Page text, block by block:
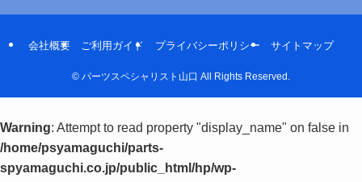
会社概要 ご利用ガイド プライバシーポリシー サイトマップ
© パーツスペシャリスト山口 All Rights Reserved.
Warning: Attempt to read property "display_name" on false in
/home/psyamaguchi/parts-
spyamaguchi.co.jp/public_html/hp/wp-